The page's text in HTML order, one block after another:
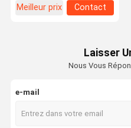
Meilleur prix Contact
Laisser
Nous Vous
e-mail